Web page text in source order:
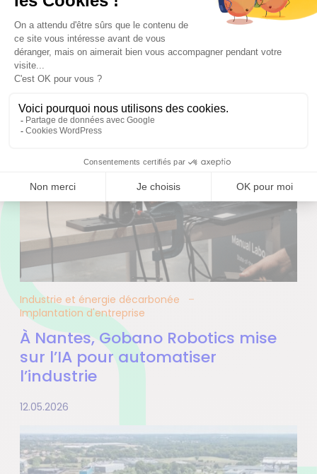
Industrie et énergie décarbonée
Implantation d'entreprise
À Nantes, Gobano Robotics mise
sur l’IA pour automatiser
l’industrie
12.05.2026